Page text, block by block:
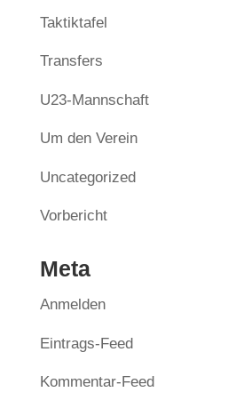
Taktiktafel
Transfers
U23-Mannschaft
Um den Verein
Uncategorized
Vorbericht
Meta
Anmelden
Eintrags-Feed
Kommentar-Feed